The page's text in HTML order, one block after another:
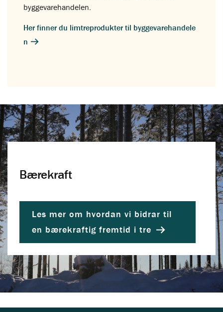
byggevarehandelen.
Her finner du limtreprodukter til byggevarehandele
n
Bærekraft
Les mer om hvordan vi bidrar til
en bærekraftig fremtid i tre